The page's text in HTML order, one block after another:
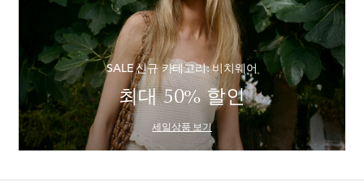
SALE 신규 카테고리: 비치웨어
최대 50% 할인
세일상품 보기